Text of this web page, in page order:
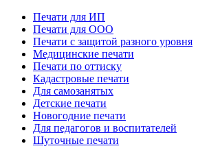
Печати для ИП
Печати для ООО
Печати с защитой разного уровня
Медицинские печати
Печати по оттиску
Кадастровые печати
Для самозанятых
Детские печати
Новогодние печати
Для педагогов и воспитателей
Шуточные печати